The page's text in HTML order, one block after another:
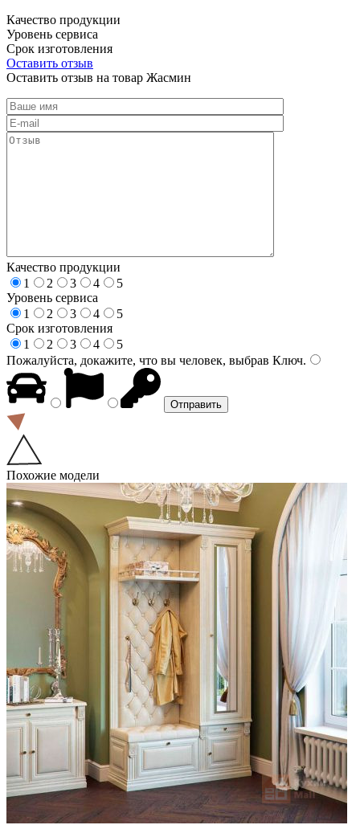
Качество продукции
Уровень сервиса
Срок изготовления
Оставить отзыв
Оставить отзыв на товар Жасмин
Качество продукции
1
2 3 4
5
Уровень сервиса
1
2 3 4
5
Срок изготовления
1
2 3 4
5
Пожалуйста, докажите, что вы человек, выбрав Ключ.
Похожие модели